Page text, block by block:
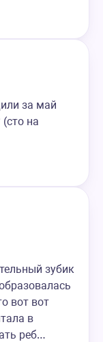
за май
на
зубик
вот вот
в
реб…